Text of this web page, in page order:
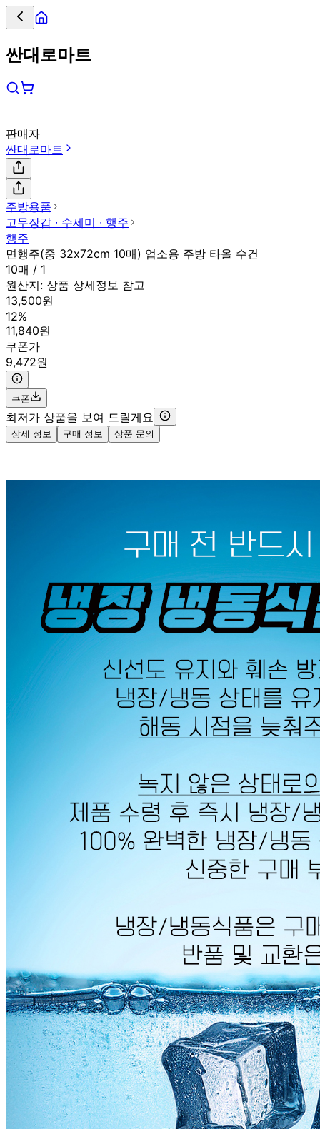
싼대로마트
판매자
싼대로마트
주방용품
고무장갑 ∙ 수세미 ∙ 행주
행주
면행주(중 32x72cm 10매) 업소용 주방 타올 수건
10매 / 1
원산지: 상품 상세정보 참고
13,500원
12%
11,840원
쿠폰가
9,472원
쿠폰
최저가 상품을 보여 드릴게요
상세 정보 구매 정보 상품 문의